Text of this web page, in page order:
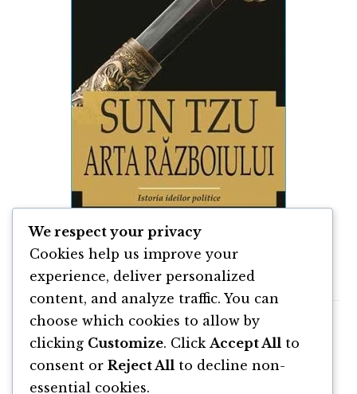
Arta războiului de Sun Tzu
We respect your privacy
Cookies help us improve your
experience, deliver personalized
content, and analyze traffic. You can
choose which cookies to allow by
clicking Customize. Click Accept All to
consent or Reject All to decline non-
essential cookies.